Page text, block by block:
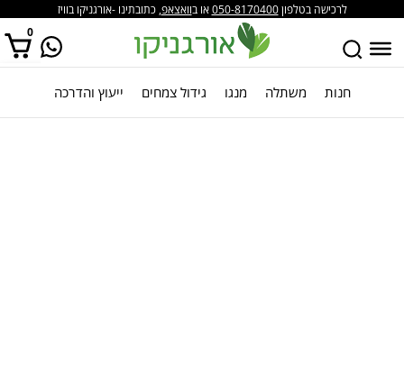
לרכישה בטלפון050-8170400או בוואצאפ, כתובתינו -אורגניקו בוויז
0
אין מוצרים בסל הקניות. חנות משתלה מנגו גידול צמחים ייעוץ והדרכה